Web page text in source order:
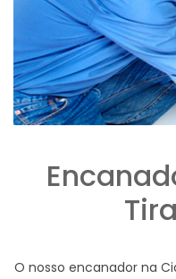
O nosso encanador na